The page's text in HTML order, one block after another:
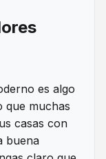
es algo
que muchas
casas con
buena